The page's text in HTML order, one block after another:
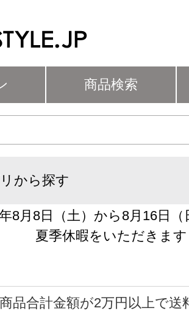
商品検索
から探す
8月8日（土）から8月16日
夏季休暇をいただきます
商品合計金額が2万円以上で送